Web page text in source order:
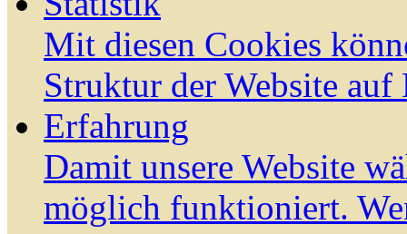
Mit diesen Cookies
Struktur der Website auf
Erfahrung
Damit unsere Website
möglich funktioniert.